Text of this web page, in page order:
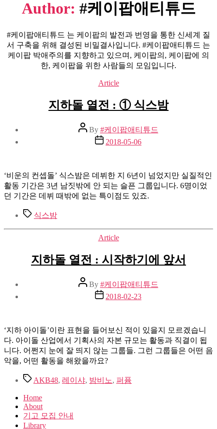
Author: #케이팝애티튜드
#케이팝애티튜드 는 케이팝의 발전과 번영을 통한 신세계 질
서 구축을 위해 결성된 비밀결사입니다. #케이팝애티튜드 는
케이팝 박애주의를 지향하고 있으며, 케이팝의, 케이팝에 의
한, 케이팝을 위한 사람들의 모임입니다.
Categories
Article
지하돌 열전 : ① 식스밤
Post
author
By #케이팝애티튜드
Post
date
2018-05-06
‘비운의 컨셉돌’ 식스밤은 데뷔한 지 6년이 넘었지만 실질적인
활동 기간은 3년 남짓밖에 안 되는 슬픈 그룹입니다. 6명이었
던 기간은 데뷔 때밖에 없는 특이점도 있죠.
Tags식스밤
Categories
Article
지하돌 열전 : 시작하기에 앞서
Post
author
By #케이팝애티튜드
Post
date
2018-02-23
‘지하 아이돌’이란 표현을 들어보신 적이 있을지 모르겠습니
다. 아이돌 산업에서 기획사의 자본 규모는 활동과 직결이 됩
니다. 어쩐지 눈에 잘 띄지 않는 그룹들. 그런 그룹들은 어떤 음
악을, 어떤 활동을 해왔을까요?
TagsAKB48, 레이샤, 밤비노, 퍼퓸
Home
About
기고 모집 안내
Library